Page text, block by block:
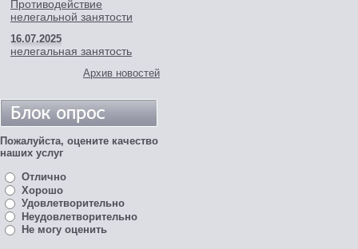
Противодействие
нелегальной занятости
16.07.2025
нелегальная занятость
Архив новостей
Пожалуйста, оцените качество
наших услуг
Отлично
Хорошо
Удовлетворительно
Неудовлетворительно
Не могу оценить